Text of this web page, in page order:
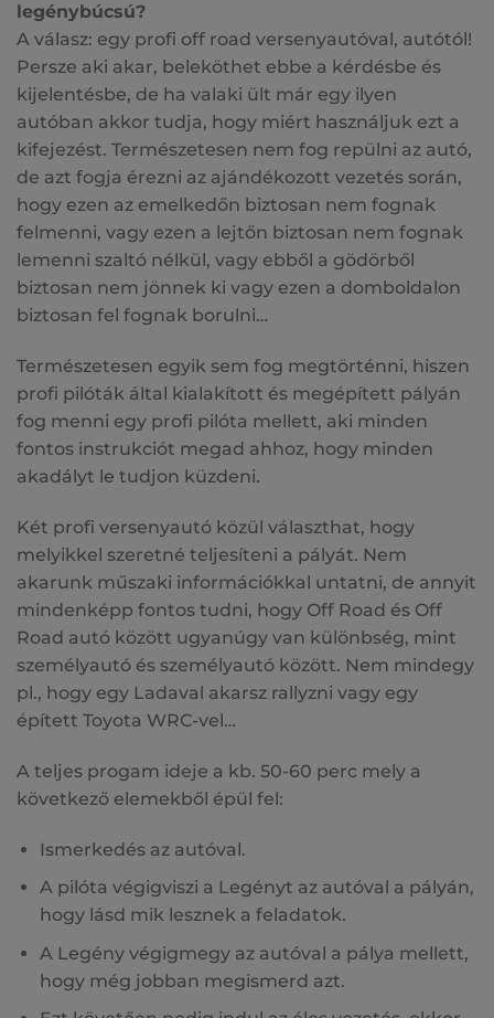
legénybúcsú?
A válasz: egy profi off road versenyautóval, autótól!
Persze aki akar, beleköthet ebbe a kérdésbe és
kijelentésbe, de ha valaki ült már egy ilyen
autóban akkor tudja, hogy miért használjuk ezt a
kifejezést. Természetesen nem fog repülni az autó,
de azt fogja érezni az ajándékozott vezetés során,
hogy ezen az emelkedőn biztosan nem fognak
felmenni, vagy ezen a lejtőn biztosan nem fognak
lemenni szaltó nélkül, vagy ebből a gödörből
biztosan nem jönnek ki vagy ezen a domboldalon
biztosan fel fognak borulni…
Természetesen egyik sem fog megtörténni, hiszen
profi pilóták által kialakított és megépített pályán
fog menni egy profi pilóta mellett, aki minden
fontos instrukciót megad ahhoz, hogy minden
akadályt le tudjon küzdeni.
Két profi versenyautó közül választhat, hogy
melyikkel szeretné teljesíteni a pályát. Nem
akarunk műszaki információkkal untatni, de annyit
mindenképp fontos tudni, hogy Off Road és Off
Road autó között ugyanúgy van különbség, mint
személyautó és személyautó között. Nem mindegy
pl., hogy egy Ladaval akarsz rallyzni vagy egy
épített Toyota WRC-vel…
A teljes progam ideje a kb. 50-60 perc mely a
következő elemekből épül fel:
Ismerkedés az autóval.
A pilóta végigviszi a Legényt az autóval a pályán,
hogy lásd mik lesznek a feladatok.
A Legény végigmegy az autóval a pálya mellett,
hogy még jobban megismerd azt.